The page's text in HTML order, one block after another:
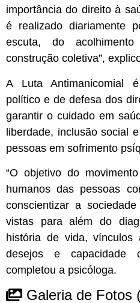
importância do direito à
é realizado diariamente
escuta, do
construção coletiva”,
A Luta Antimanicomial
político e de defesa dos
garantir o cuidado em
liberdade, inclusão social
pessoas em sofrimento
“O objetivo do
humanos das pessoas
conscientizar a
vistas para além do
história de vida, vínculos
desejos e capacidade
completou a psicóloga.
Galeria de Fotos